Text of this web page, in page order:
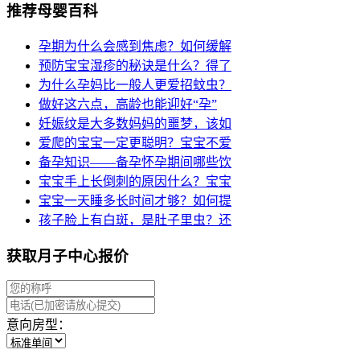
推荐母婴百科
孕期为什么会感到焦虑？如何缓解
预防宝宝湿疹的秘诀是什么？得了
为什么孕妈比一般人更爱招蚊虫？
做好这六点，高龄也能迎好“孕”
妊娠纹是大多数妈妈的噩梦，该如
爱爬的宝宝一定更聪明？宝宝不爱
备孕知识——备孕怀孕期间哪些饮
宝宝手上长倒刺的原因什么？宝宝
宝宝一天睡多长时间才够？如何提
孩子脸上有白斑，是肚子里虫？还
获取月子中心报价
意向房型：